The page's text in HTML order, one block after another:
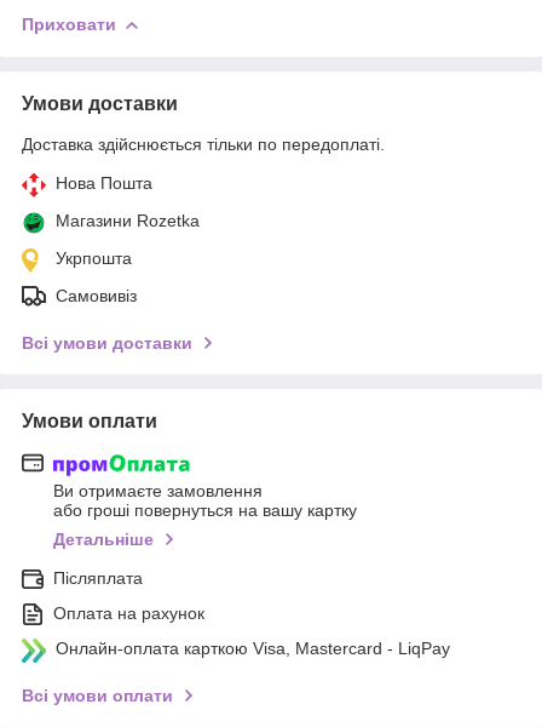
Приховати
Умови доставки
Доставка здійснюється тільки по передоплаті.
Нова Пошта
Магазини Rozetka
Укрпошта
Самовивіз
Всі умови доставки
Умови оплати
Ви отримаєте замовлення
або гроші повернуться на вашу картку
Детальніше
Післяплата
Оплата на рахунок
Онлайн-оплата карткою Visa, Mastercard - LiqPay
Всі умови оплати